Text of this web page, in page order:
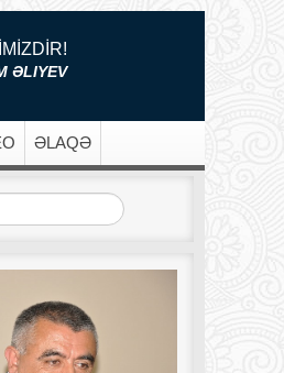
ƏLIYEV
ƏLAQƏ